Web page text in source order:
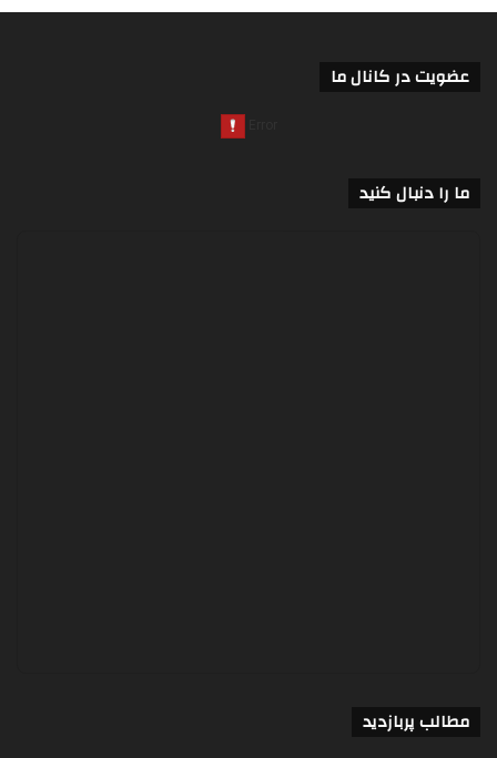
عضویت در کانال ما
ما را دنبال کنید
مطالب پربازدید